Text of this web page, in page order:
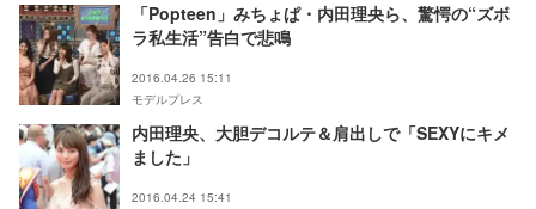
「Popteen」みちょぱ・内田理央ら、驚愕の“ズボ
ラ私生活”告白で悲鳴
2016.04.26 15:11
モデルプレス
内田理央、大胆デコルテ＆肩出しで「SEXYにキメ
ました」
2016.04.24 15:41